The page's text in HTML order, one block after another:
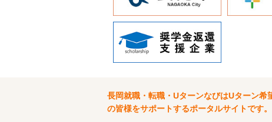
長岡就職・転職・UターンなびはUターン
の皆様をサポートするポータルサイトです。